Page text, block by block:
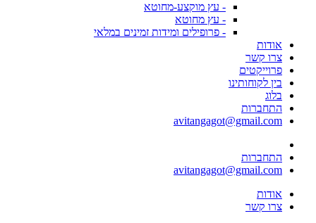
- עץ מוקצע-מחוטא
- עץ מחוטא
- פרופילים ומידות זמינים במלאי
אודות
צרו קשר
פרוייקטים
בין לקוחותינו
בלוג
התחברות
avitangagot@gmail.com
התחברות
avitangagot@gmail.com
אודות
צרו קשר